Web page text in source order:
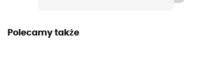
Polecamy także